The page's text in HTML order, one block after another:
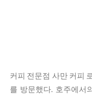
커피 전문점 사만 커피
를 방문했다. 호주에서